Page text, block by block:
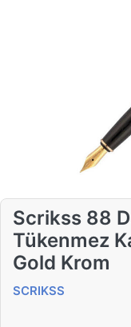
Scrikss 88
Tükenmez
Gold Krom
SCRIKSS